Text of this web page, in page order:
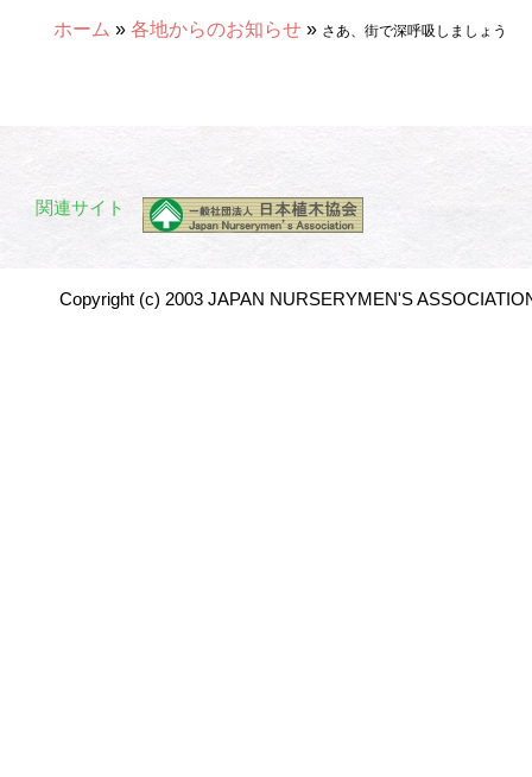
ホーム » 各地からのお知らせ » さあ、街で深呼吸しましょう
関連サイト
Copyright (c) 2003 JAPAN NURSERYMEN'S